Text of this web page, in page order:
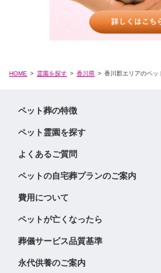
HOME 霊園を探す 香川県 香川郡エリアのペッ
ペット葬の特徴
ペット霊園を探す
よくあるご質問
ペットの自宅葬プランのご案内
費用について
ペットが亡くなったら
葬儀サービス品質基準
永代供養のご案内